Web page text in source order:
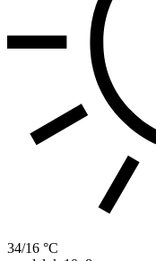
34/16 °C